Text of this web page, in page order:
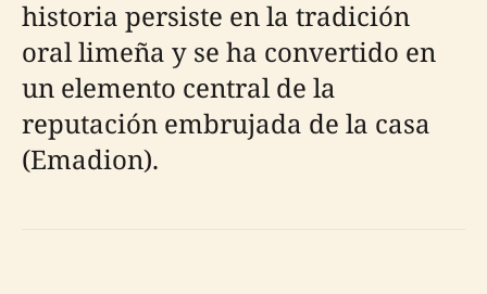
historia persiste en la tradición
oral limeña y se ha convertido en
un elemento central de la
reputación embrujada de la casa
(Emadion).